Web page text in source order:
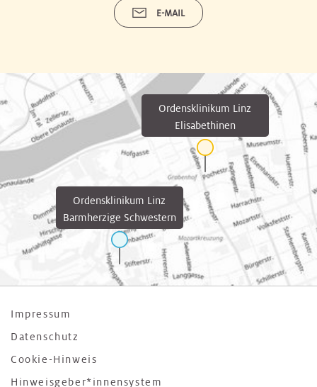
E-MAIL
Ordensklinikum Linz
Barmherzige Schwestern
Ordensklinikum Linz
Elisabethinen
Impressum
Datenschutz
Cookie-Hinweis
Hinweisgeber*innensystem